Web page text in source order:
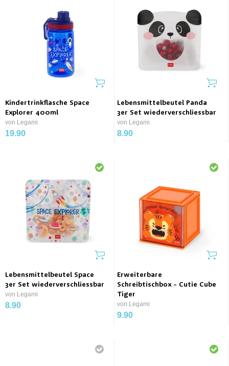
Kindertrinkflasche Space
Explorer 400ml
von Legami
19.90
Lebensmittelbeutel Panda
3er Set wiederverschliessbar
von Legami
8.90
Lebensmittelbeutel Space
3er Set wiederverschliessbar
von Legami
8.90
Erweiterbare
Schreibtischbox - Cutie Cube
Tiger
von Legami
9.90